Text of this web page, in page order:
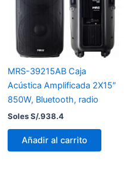
MRS-39215AB Caja
Acústica Amplificada 2X15″
850W, Bluetooth, radio
Soles S/.938.4
Añadir al carrito